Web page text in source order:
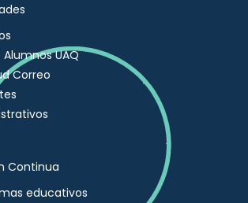
UAQ
Correo
Continua
educativos